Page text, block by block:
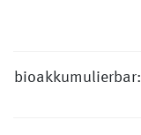
bioakkumulierbar: